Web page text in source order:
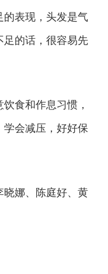
的表现，头发是气
足的话，很容易先
食和作息习惯，
学会减压，好好保
晓娜、陈庭好、黄